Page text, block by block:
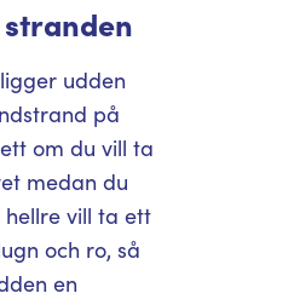
udden
på
om du vill ta
medan du
vill ta ett
och ro, så
en